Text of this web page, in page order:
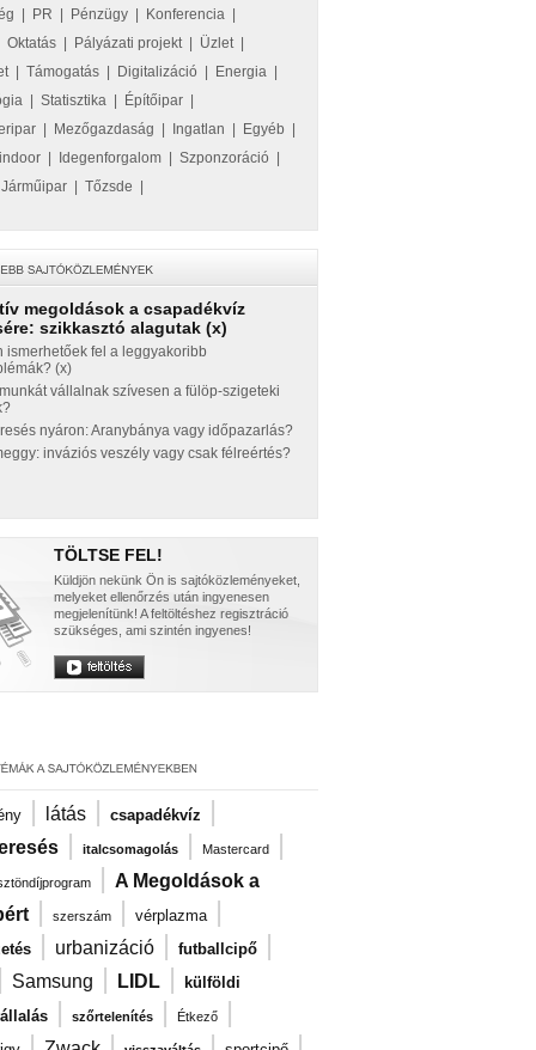
PR Pénzügy Konferencia
Oktatás Pályázati projekt| Üzlet|
| Támogatás Digitalizáció Energia
Statisztika Építőipar
Mezőgazdaság Ingatlan Egyéb
Idegenforgalom Szponzoráció
Járműipar Tőzsde
megoldások a csapadékvíz
szikkasztó alagutak (x)
ismerhetőek fel a leggyakoribb
(x)
vállalnak szívesen a fülöp-szigeteki
nyáron: Aranybánya vagy időpazarlás?
inváziós veszély vagy csak félreértés?
TÖLTSE FEL!
Küldjön nekünk Ön is sajtóközleményeket,
melyeket ellenőrzés után ingyenesen
megjelenítünk! A feltöltéshez regisztráció
szükséges, ami szintén ingyenes!
| látás | csapadékvíz |
| italcsomagolás | Mastercard |
| A Megoldások a
| szerszám | vérplazma |
| urbanizáció | futballcipő |
| Samsung | LIDL |
külföldi
| szőrtelenítés | Étkező |